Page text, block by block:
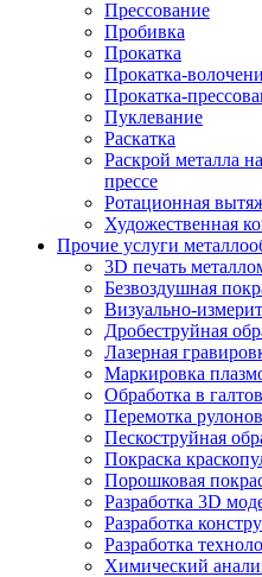
Прессование
Пробивка
Прокатка
Прокатка-
Прокатка-
Пуклевание
Раскатка
Раскрой металла
прессе
Ротационная
Художественная
Прочие услуги
3D печать
Безвоздушная
Визуально-
Дробеструйная
Лазерная
Маркировка
Обработка в
Перемотка
Пескоструйная
Покраска
Порошковая
Разработка 3D
Разработка
Разработка
Химический